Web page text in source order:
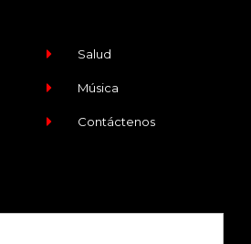
Salud
Música
Contáctenos